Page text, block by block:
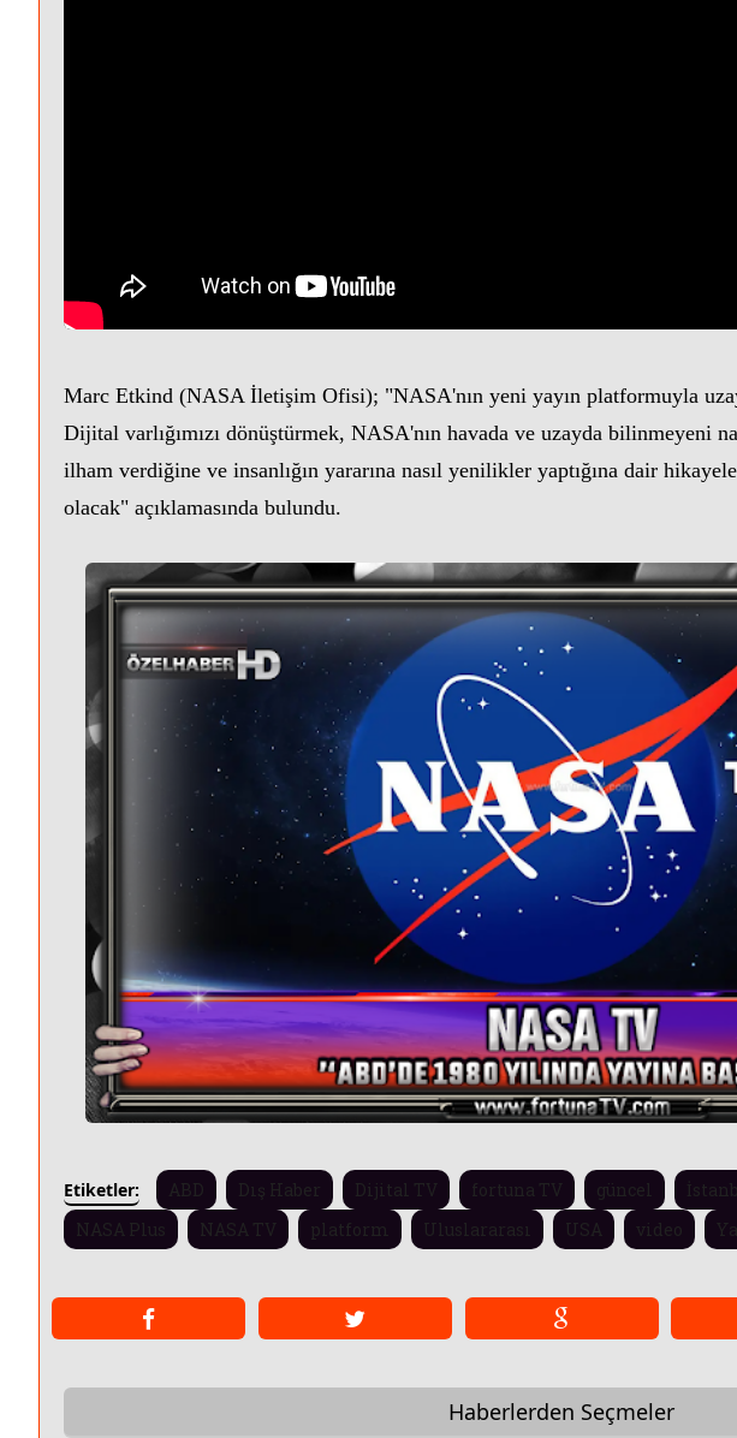
Marc Etkind (NASA İletişim Ofisi); "NASA'nın yeni yayın platformuyla
Dijital varlığımızı dönüştürmek, NASA'nın havada ve uzayda bilinmeyeni
ilham verdiğine ve insanlığın yararına nasıl yenilikler yaptığına dair
olacak" açıklamasında bulundu.
Etiketler: ABD Dış Haber Dijital TV fortuna TV güncel
NASA Plus
NASA TV platform Uluslararası USA video
Haberlerden Seçmeler